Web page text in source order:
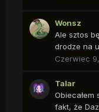
Wonsz
Ale sztos
drodze na
Czerwiec
Talar
fakt, że